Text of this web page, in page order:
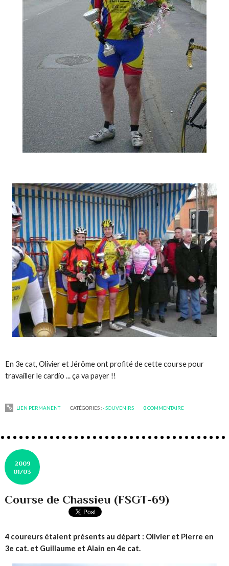
En 3e cat, Olivier et Jérôme ont profité de cette course pour
travailler le cardio ... ça va payer !!
LIEN PERMANENT CATÉGORIES :- SOUVENIRS 0COMMENTAIRE
2009
01/03
Course de Chassieu (FSGT-69)
4 coureurs étaient présents au départ : Olivier et Pierre en
3e cat. et Guillaume et Alain en 4e cat.